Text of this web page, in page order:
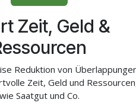
Zeit, Geld &
Reduktion von
Zeit, Geld und
wie Saatgut und Co.